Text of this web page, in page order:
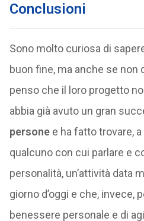
Conclusioni
Sono molto curiosa di
buon fine, ma anche se non
penso che il loro progetto
abbia già avuto un gran
personee ha fatto trovare,
qualcuno con cui parlare e
personalità, un’attività data
giorno d’oggi e che, invece,
benessere personale e di